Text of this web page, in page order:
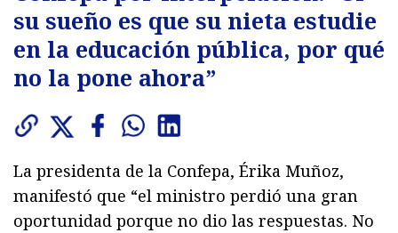
su sueño es que su nieta estudie
en la educación pública, por qué
no la pone ahora”
La presidenta de la Confepa, Érika Muñoz,
manifestó que “el ministro perdió una gran
oportunidad porque no dio las respuestas. No